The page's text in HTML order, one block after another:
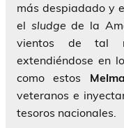
más despiadado y
el sludge de la
vientos de tal
extendiéndose en
como estos
veteranos e
tesoros nacionales.